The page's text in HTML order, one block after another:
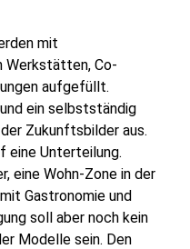
mit
Werkstätten, Co-
aufgefüllt.
ein selbstständig
Zukunftsbilder aus.
eine Unterteilung.
eine Wohn-Zone in der
Gastronomie und
soll aber noch kein
Modelle sein. Den